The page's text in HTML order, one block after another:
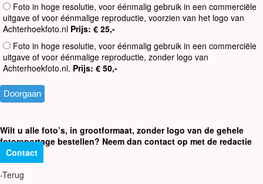
Foto in hoge resolutie, voor éénmalig gebruik in een commerciële
uitgave of voor éénmalige reproductie, voorzien van het logo van
Achterhoekfoto.nl Prijs: € 25,-
Foto in hoge resolutie, voor éénmalig gebruik in een commerciële
uitgave of voor éénmalige reproductie, zonder logo van
Achterhoekfoto.nl. Prijs: € 50,-
Wilt u alle foto’s, in grootformaat, zonder logo van de gehele
fotoreportage bestellen? Neem dan contact op met de redactie
Contact
-Terug